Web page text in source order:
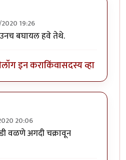
19:26
काय म्हणाल ....?by
बघायल हवे तेथे.
लॉग इन कराकिंवासदस्य व्हा
20:06
वळणे अगदी चक्रावून